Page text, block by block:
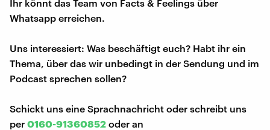
Ihr könnt das Team von Facts & Feelings über
Whatsapp erreichen.
Uns interessiert: Was beschäftigt euch? Habt ihr ein
Thema, über das wir unbedingt in der Sendung und im
Podcast sprechen sollen?
Schickt uns eine Sprachnachricht oder schreibt uns
per 0160-91360852 oder an